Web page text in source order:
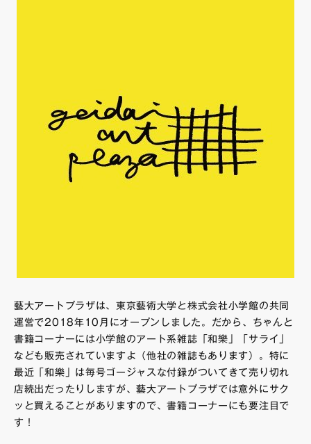
藝大アートプラザは、東京藝術大学と株式会社小学館の共同
運営で2018年10月にオープンしました。だから、ちゃんと
書籍コーナーには小学館のアート系雑誌「和樂」「サライ」
なども販売されていますよ（他社の雑誌もあります）。特に
最近「和樂」は毎号ゴージャスな付録がついてきて売り切れ
店続出だったりしますが、藝大アートプラザでは意外にサク
ッと買えることがありますので、書籍コーナーにも要注目で
す！